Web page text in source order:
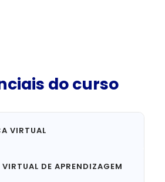
do curso
VIRTUAL
DE APRENDIZAGEM